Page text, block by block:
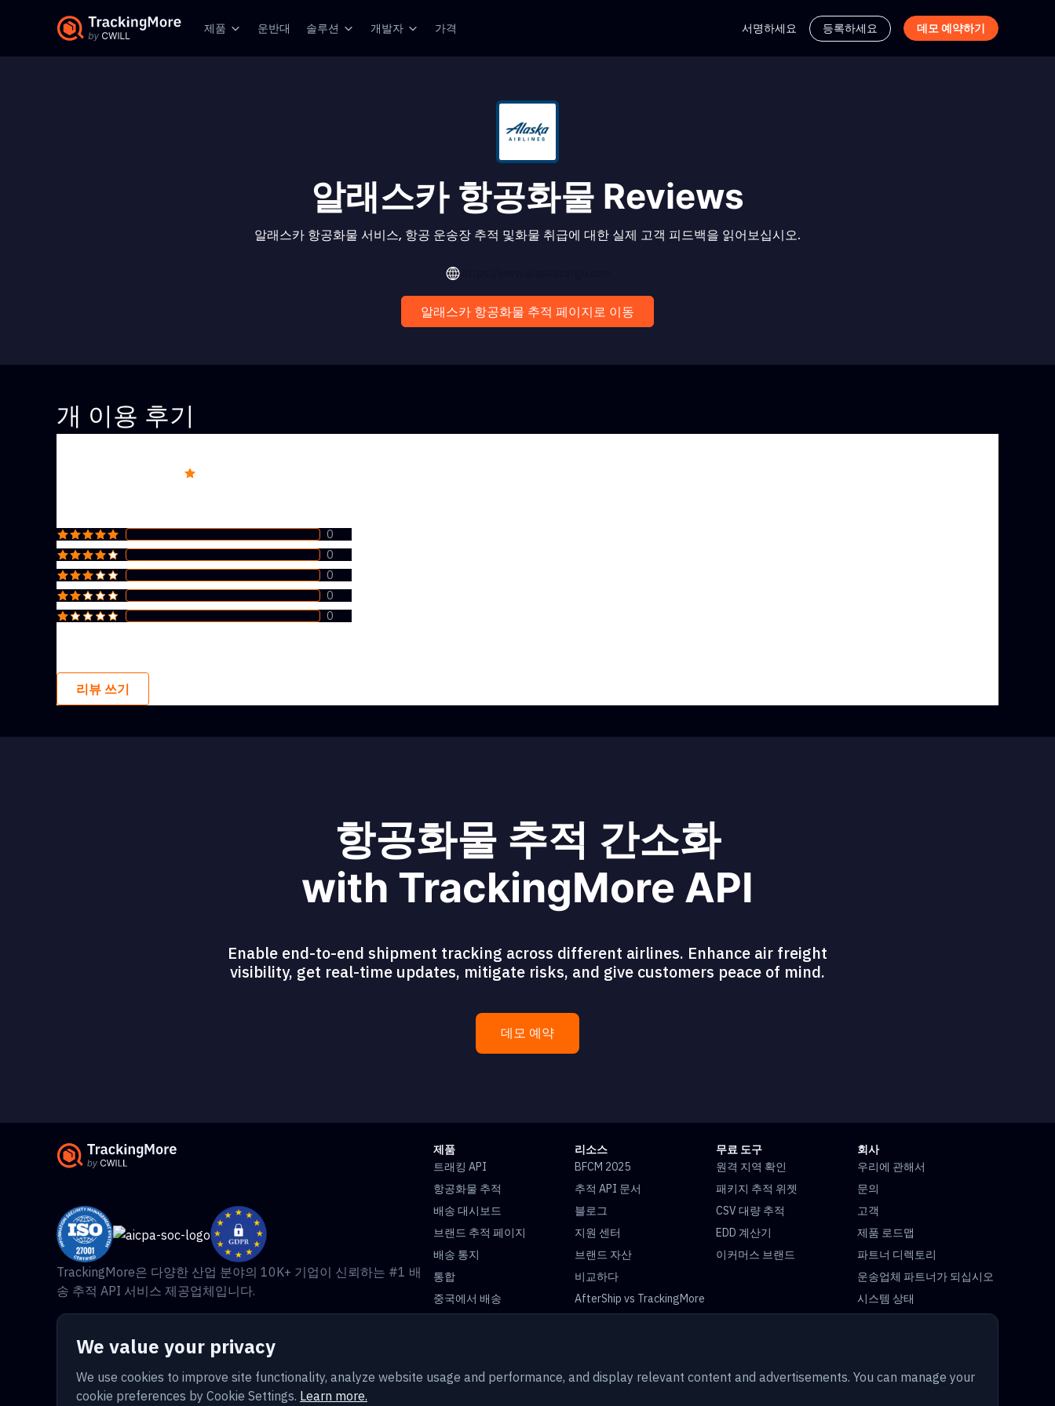
제품 운반대 솔루션 개발자 가격 서명하세요 등록하세요 데모 예약하기
알래스카 항공화물 Reviews
알래스카 항공화물 서비스, 항공 운송장 추적 및화물 취급에 대한 실제 고객 피드백을 읽어보십시오.
알래스카 항공화물 추적 페이지로 이동
개 이용 후기
0
0
0
0
0
리뷰 쓰기
항공화물 추적 간소화
with TrackingMore API
Enable end-to-end shipment tracking across different airlines. Enhance air freight
visibility, get real-time updates, mitigate risks, and give customers peace of mind.
데모 예약
We value your privacy
We use cookies to improve site functionality, analyze website usage and performance, and display relevant content and advertisements. You can manage your
cookie preferences by Cookie Settings. Learn more.
TrackingMore은 다양한 산업 분야의 10K+ 기업이 신뢰하는 #1 배
송 추적 API 서비스 제공업체입니다.
제품
트래킹 API
항공화물 추적
배송 대시보드
브랜드 추적 페이지
배송 통지
통합
중국에서 배송
리소스
BFCM 2025
추적 API 문서
블로그
지원 센터
브랜드 자산
비교하다
AfterShip vs TrackingMore
무료 도구
원격 지역 확인
패키지 추적 위젯
CSV 대량 추적
EDD 계산기
이커머스 브랜드
회사
우리에 관해서
문의
고객
제품 로드맵
파트너 디렉토리
운송업체 파트너가 되십시오
시스템 상태
China Post 추적
Royal Mail 추적 Yun Express 추적 Australia Post 추적